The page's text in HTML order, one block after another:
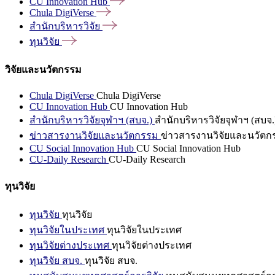
Chula DigiVerse
สำนักบริหารวิจัย
ทุนวิจัย
วิจัยและนวัตกรรม
Chula DigiVerse Chula DigiVerse
CU Innovation Hub CU Innovation Hub
สำนักบริหารวิจัยจุฬาฯ (สบจ.) สำนักบริหารวิจัยจุฬาฯ (สบจ
ข่าวสารงานวิจัยและนวัตกรรม ข่าวสารงานวิจัยและนวัตก
CU Social Innovation Hub CU Social Innovation Hub
CU-Daily Research CU-Daily Research
ทุนวิจัย
ทุนวิจัย ทุนวิจัย
ทุนวิจัยในประเทศ ทุนวิจัยในประเทศ
ทุนวิจัยต่างประเทศ ทุนวิจัยต่างประเทศ
ทุนวิจัย สบจ. ทุนวิจัย สบจ.